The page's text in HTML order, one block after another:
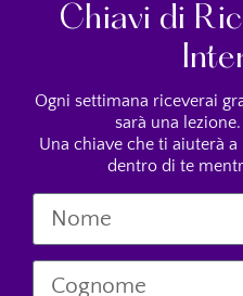
Chiavi di
Ogni settimana riceverai
sarà una
Una chiave che ti aiuterà
dentro di te